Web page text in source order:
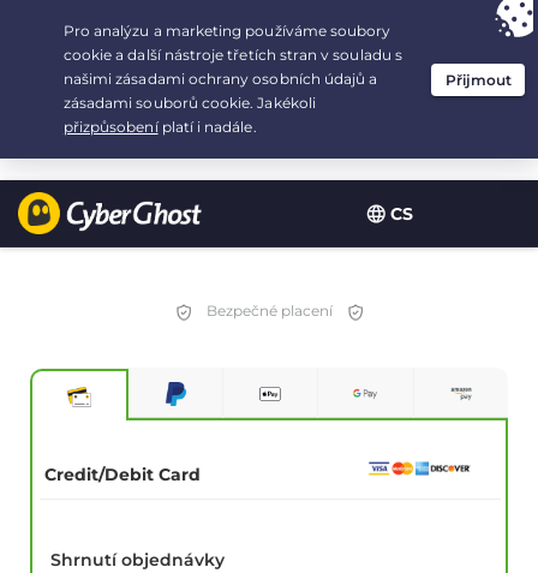
CS
Your choice:The Best Dealfor 3.3333333333333-years at $
/month
Bezpečné placení
Credit/Debit Card
Shrnutí objednávky